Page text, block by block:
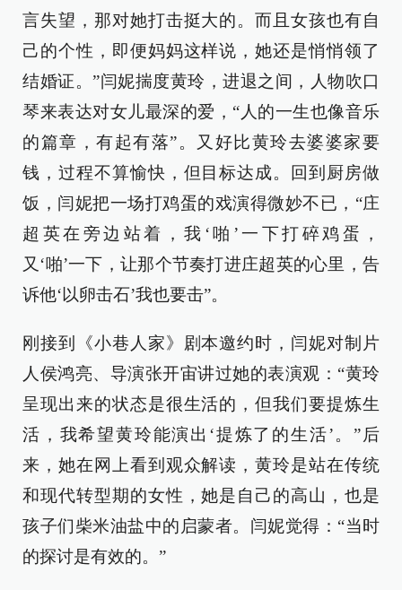
言失望，那对她打击挺大的。而且女孩也有自
己的个性，即便妈妈这样说，她还是悄悄领了
结婚证。”闫妮揣度黄玲，进退之间，人物吹口
琴来表达对女儿最深的爱，“人的一生也像音乐
的篇章，有起有落”。又好比黄玲去婆婆家要
钱，过程不算愉快，但目标达成。回到厨房做
饭，闫妮把一场打鸡蛋的戏演得微妙不已，“庄
超英在旁边站着，我‘啪’一下打碎鸡蛋，
又‘啪’一下，让那个节奏打进庄超英的心里，告
诉他‘以卵击石’我也要击”。
刚接到《小巷人家》剧本邀约时，闫妮对制片
人侯鸿亮、导演张开宙讲过她的表演观：“黄玲
呈现出来的状态是很生活的，但我们要提炼生
活，我希望黄玲能演出‘提炼了的生活’。”后
来，她在网上看到观众解读，黄玲是站在传统
和现代转型期的女性，她是自己的高山，也是
孩子们柴米油盐中的启蒙者。闫妮觉得：“当时
的探讨是有效的。”